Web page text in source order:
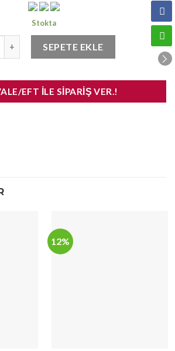
Stokta
Komple Sağ Abs Siz Corolla 1988-1999
SEPETE EKLE
EFT İLE SIPARIŞ VER.!
12%